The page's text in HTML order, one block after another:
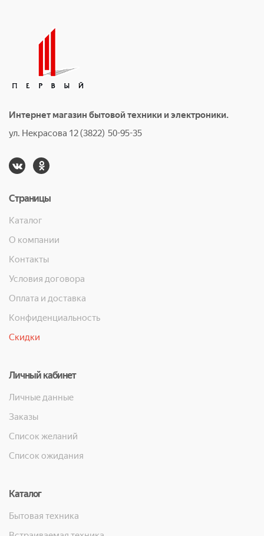
Интернет магазин бытовой техники и электроники.
ул. Некрасова 12 (3822) 50-95-35
Страницы
Каталог
О компании
Контакты
Условия договора
Оплата и доставка
Конфиденциальность
Скидки
Личный кабинет
Личные данные
Заказы
Список желаний
Список ожидания
Каталог
Бытовая техника